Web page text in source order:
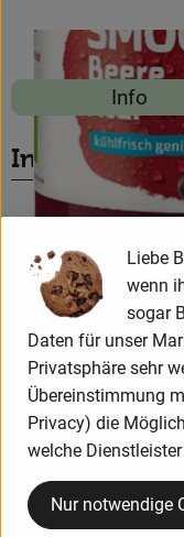
Blog #12333 3,09 €
Info
Entdecke
Info
Zutaten
Nährwert-Info
Liebe
wenn
sogar
Daten für unser
Privatsphäre sehr
Übereinstimmung
Privacy) die
welche
Nur notwendige